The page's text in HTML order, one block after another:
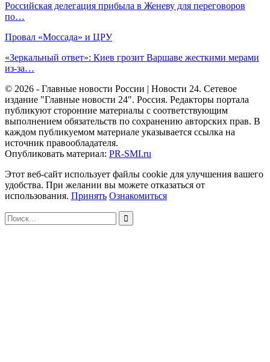
Российская делегация прибыла в Женеву для переговоров
по…
Провал «Моссада» и ЦРУ
«Зеркальный ответ»: Киев грозит Варшаве жесткими мерами
из-за…
© 2026 - Главные новости России | Новости 24. Сетевое
издание "Главные новости 24". Россия. Редакторы портала
публикуют сторонние материалы с соответствующим
выполнением обязательств по сохранению авторских прав. В
каждом публикуемом материале указывается ссылка на
источник правообладателя.
Опубликовать материал: PR-SMI.ru
Этот веб-сайт использует файлы cookie для улучшения вашего
удобства. При желании вы можете отказаться от
использования. Принять Ознакомиться